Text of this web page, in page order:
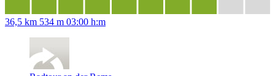
36,5 km 534 m 03:00 h:m